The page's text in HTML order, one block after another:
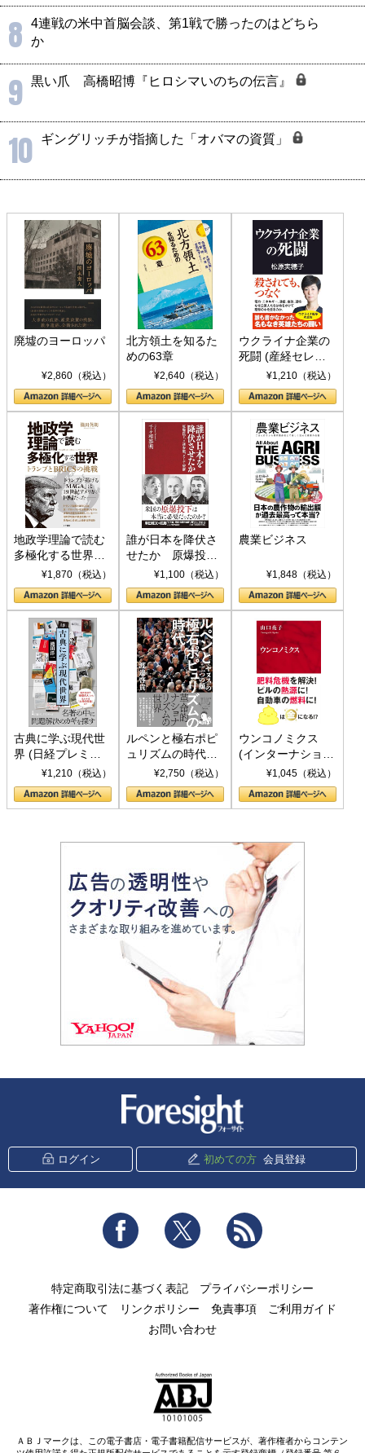
8
4連戦の米中首脳会談、第1戦で勝ったのはどちら
か
9 黒い爪 高橋昭博『ヒロシマいのちの伝言』
10 ギングリッチが指摘した「オバマの資質」
廃墟のヨーロッパ
¥2,860（税込）
北方領土を知るた
めの63章
¥2,640（税込）
ウクライナ企業の
死闘 (産経セレク
ト S 039)¥1,210（税込）
地政学理論で読む
多極化する世界：
トランプとBRICS
の挑戦
¥1,870（税込）
誰が日本を降伏さ
せたか 原爆投
下、ソ連参戦、そ
して聖断 (PHP新
書)
¥1,100（税込）
農業ビジネス
¥1,848（税込）
古典に学ぶ現代世
界 (日経プレミア
シリーズ)¥1,210（税込）
ルペンと極右ポピ
ュリズムの時代：
〈ヤヌス〉の二つ
の顔
¥2,750（税込）
ウンコノミクス
(インターナショナ
ル新書)¥1,045（税込）
ログイン 初めての方 会員登録
Facebook Twitter
特定商取引法に基づく表記
プライバシーポリシー
著作権について
リンクポリシー 免責事項
ご利用ガイド
お問い合わせ
ＡＢＪマークは、この電子書店・電子書籍配信サービスが、著作権者からコンテン